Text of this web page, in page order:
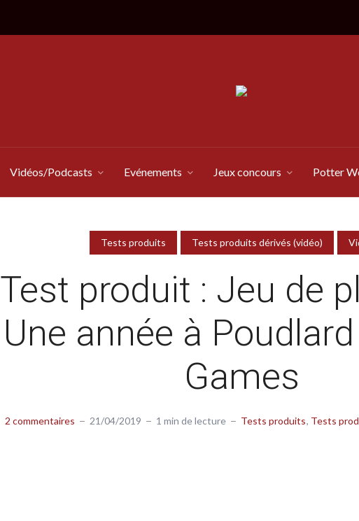
Vidéos/Podcasts Evénements Jeux concours Potter
Tests produits Tests produits dérivés (vidéo)
Test produit : Jeu de
Une année à
Games
2 commentaires 21/04/2019 1 min de lecture Tests produits Tests